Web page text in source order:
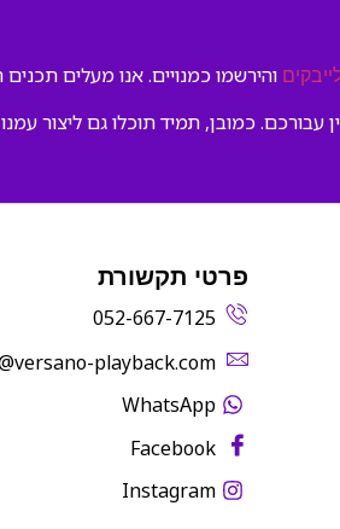
והירשמו כמנויים. אנו מעלים תכנים
עבורכם. כמובן, תמיד תוכלו גם ליצור
פרטי תקשורת
052-667-7125
playback.com‬
WhatsApp
Facebook
Instagram